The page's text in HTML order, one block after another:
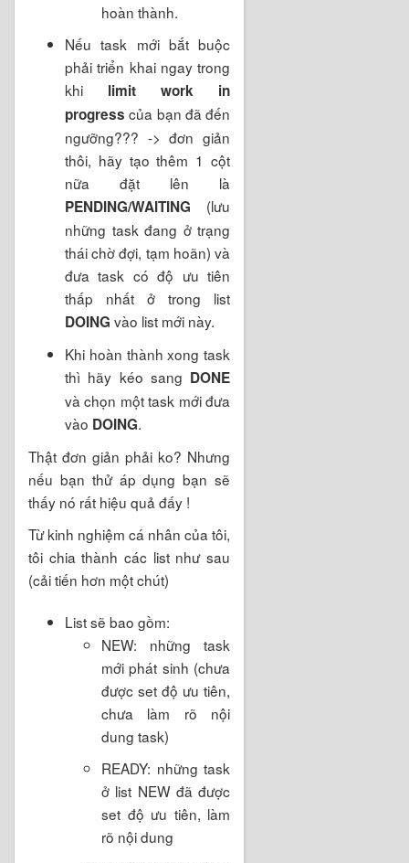
hoàn thành.
Nếu task mới bắt buộc
phải triển khai ngay trong
khi limit work in
progress của bạn đã đến
ngưỡng??? -> đơn giản
thôi, hãy tạo thêm 1 cột
nữa đặt lên là
PENDING/WAITING (lưu
những task đang ở trạng
thái chờ đợi, tạm hoãn) và
đưa task có độ ưu tiên
thấp nhất ở trong list
DOING vào list mới này.
Khi hoàn thành xong task
thì hãy kéo sang DONE
và chọn một task mới đưa
vào DOING.
Thật đơn giản phải ko? Nhưng
nếu bạn thử áp dụng bạn sẽ
thấy nó rất hiệu quả đấy !
Từ kinh nghiệm cá nhân của tôi,
tôi chia thành các list như sau
(cải tiến hơn một chút)
List sẽ bao gồm:
NEW: những task
mới phát sinh (chưa
được set độ ưu tiên,
chưa làm rõ nội
dung task)
READY: những task
ở list NEW đã được
set độ ưu tiên, làm
rõ nội dung